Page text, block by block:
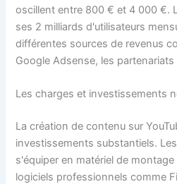
oscillent entre 800 € et 4 000 €.
ses 2 milliards d'utilisateurs
différentes sources de revenus
Google Adsense, les
Les charges et investissements
La création de contenu sur
investissements substantiels.
s'équiper en matériel de
logiciels professionnels comme